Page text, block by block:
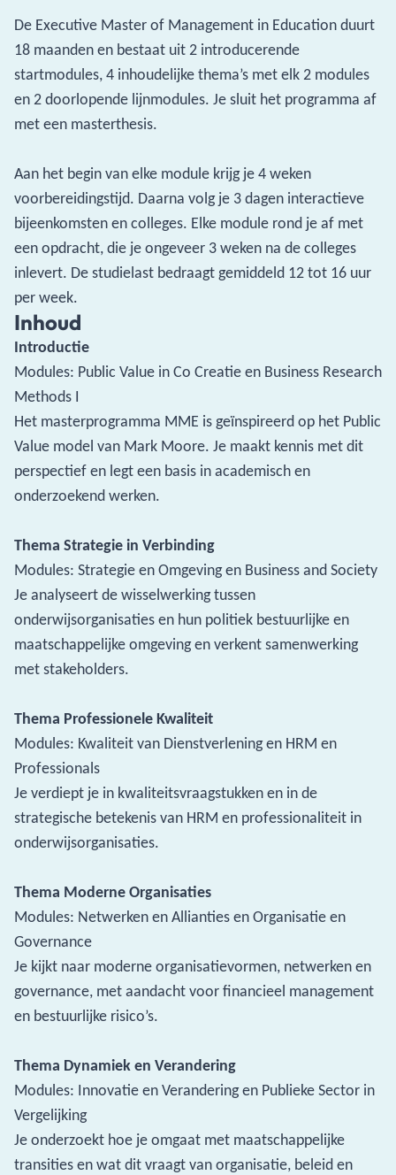
De Executive Master of Management in Education duurt
18 maanden en bestaat uit 2 introducerende
startmodules, 4 inhoudelijke thema’s met elk 2 modules
en 2 doorlopende lijnmodules. Je sluit het programma af
met een masterthesis.
Aan het begin van elke module krijg je 4 weken
voorbereidingstijd. Daarna volg je 3 dagen interactieve
bijeenkomsten en colleges. Elke module rond je af met
een opdracht, die je ongeveer 3 weken na de colleges
inlevert. De studielast bedraagt gemiddeld 12 tot 16 uur
per week.
Inhoud
Introductie
Modules: Public Value in Co Creatie en Business Research
Methods I
Het masterprogramma MME is geïnspireerd op het Public
Value model van Mark Moore. Je maakt kennis met dit
perspectief en legt een basis in academisch en
onderzoekend werken.
Thema Strategie in Verbinding
Modules: Strategie en Omgeving en Business and Society
Je analyseert de wisselwerking tussen
onderwijsorganisaties en hun politiek bestuurlijke en
maatschappelijke omgeving en verkent samenwerking
met stakeholders.
Thema Professionele Kwaliteit
Modules: Kwaliteit van Dienstverlening en HRM en
Professionals
Je verdiept je in kwaliteitsvraagstukken en in de
strategische betekenis van HRM en professionaliteit in
onderwijsorganisaties.
Thema Moderne Organisaties
Modules: Netwerken en Allianties en Organisatie en
Governance
Je kijkt naar moderne organisatievormen, netwerken en
governance, met aandacht voor financieel management
en bestuurlijke risico’s.
Thema Dynamiek en Verandering
Modules: Innovatie en Verandering en Publieke Sector in
Vergelijking
Je onderzoekt hoe je omgaat met maatschappelijke
transities en wat dit vraagt van organisatie, beleid en